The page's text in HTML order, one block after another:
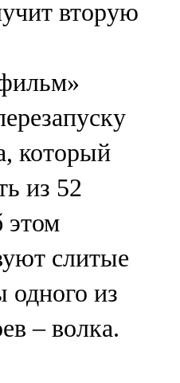
вторую
который
из 52
этом
слитые
одного из
– волка.